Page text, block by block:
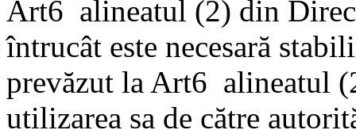
Art6 alineatul (2) din
întrucât este necesară
prevăzut la Art6 alineatul
utilizarea sa de către